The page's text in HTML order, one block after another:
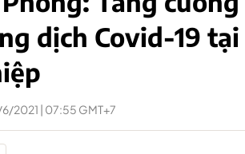
dịch Covid-19
6/2021 | 07:55 GMT+7